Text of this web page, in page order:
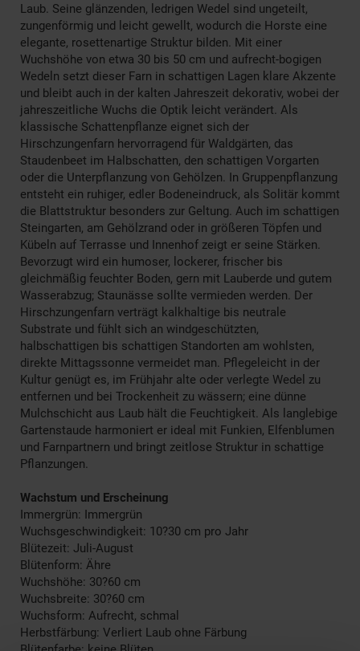
Laub. Seine glänzenden, ledrigen Wedel sind ungeteilt,
zungenförmig und leicht gewellt, wodurch die Horste eine
elegante, rosettenartige Struktur bilden. Mit einer
Wuchshöhe von etwa 30 bis 50 cm und aufrecht-bogigen
Wedeln setzt dieser Farn in schattigen Lagen klare Akzente
und bleibt auch in der kalten Jahreszeit dekorativ, wobei der
jahreszeitliche Wuchs die Optik leicht verändert. Als
klassische Schattenpflanze eignet sich der
Hirschzungenfarn hervorragend für Waldgärten, das
Staudenbeet im Halbschatten, den schattigen Vorgarten
oder die Unterpflanzung von Gehölzen. In Gruppenpflanzung
entsteht ein ruhiger, edler Bodeneindruck, als Solitär kommt
die Blattstruktur besonders zur Geltung. Auch im schattigen
Steingarten, am Gehölzrand oder in größeren Töpfen und
Kübeln auf Terrasse und Innenhof zeigt er seine Stärken.
Bevorzugt wird ein humoser, lockerer, frischer bis
gleichmäßig feuchter Boden, gern mit Lauberde und gutem
Wasserabzug; Staunässe sollte vermieden werden. Der
Hirschzungenfarn verträgt kalkhaltige bis neutrale
Substrate und fühlt sich an windgeschützten,
halbschattigen bis schattigen Standorten am wohlsten,
direkte Mittagssonne vermeidet man. Pflegeleicht in der
Kultur genügt es, im Frühjahr alte oder verlegte Wedel zu
entfernen und bei Trockenheit zu wässern; eine dünne
Mulchschicht aus Laub hält die Feuchtigkeit. Als langlebige
Gartenstaude harmoniert er ideal mit Funkien, Elfenblumen
und Farnpartnern und bringt zeitlose Struktur in schattige
Pflanzungen.
Wachstum und Erscheinung
Immergrün: Immergrün
Wuchsgeschwindigkeit: 10?30 cm pro Jahr
Blütezeit: Juli-August
Blütenform: Ähre
Wuchshöhe: 30?60 cm
Wuchsbreite: 30?60 cm
Wuchsform: Aufrecht, schmal
Herbstfärbung: Verliert Laub ohne Färbung